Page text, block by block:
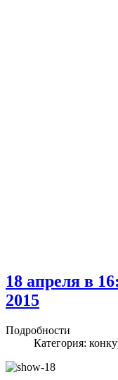
18 апреля в
2015
Подробности
Категория: